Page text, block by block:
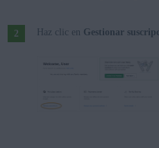
Haz clic en Gestionar